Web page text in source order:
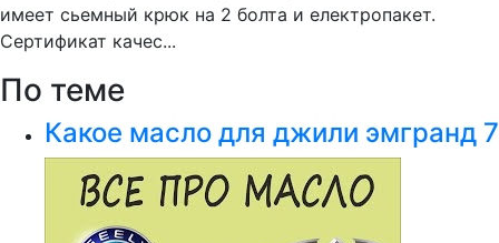
имеет сьемный крюк на 2 болта и електропакет.
Сертификат качес...
По теме
Какое масло для джили эмгранд 7